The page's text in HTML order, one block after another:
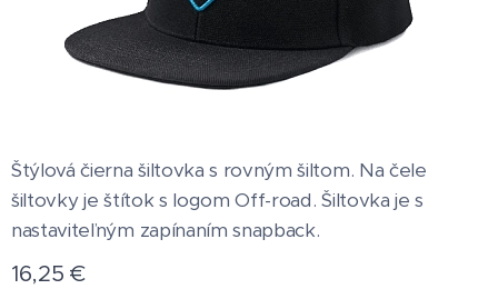
Štýlová čierna šiltovka s rovným šiltom. Na čele
šiltovky je štítok s logom Off-road. Šiltovka je s
nastaviteľným zapínaním snapback.
16,25 €